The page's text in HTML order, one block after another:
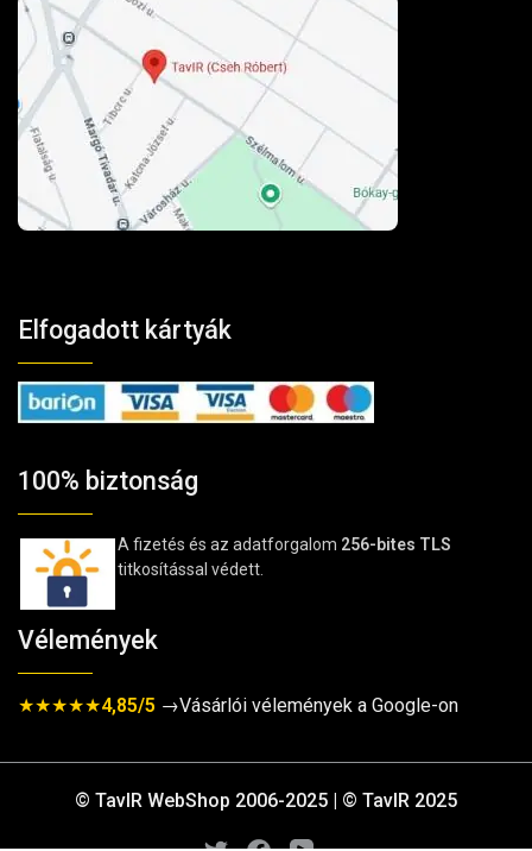
Elfogadott kártyák
100% biztonság
A fizetés és az adatforgalom 256-bites TLS
titkosítással védett.
Vélemények
★★★★★4,85/5 →Vásárlói vélemények a Google-on
© TavIR WebShop 2006-2025 | © TavIR 2025